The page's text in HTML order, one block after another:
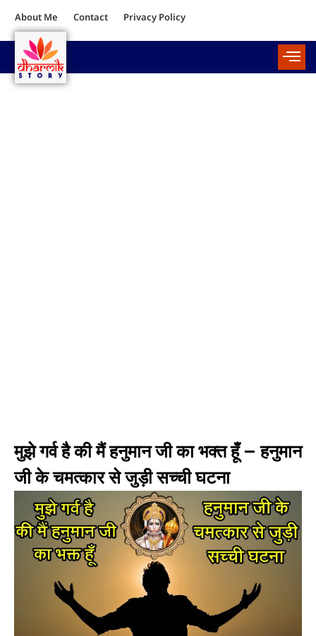
About Me Contact Privacy Policy
मुझे गर्व है की मैं हनुमान जी का भक्त हूँ – हनुमान
जी के चमत्कार से जुड़ी सच्ची घटना